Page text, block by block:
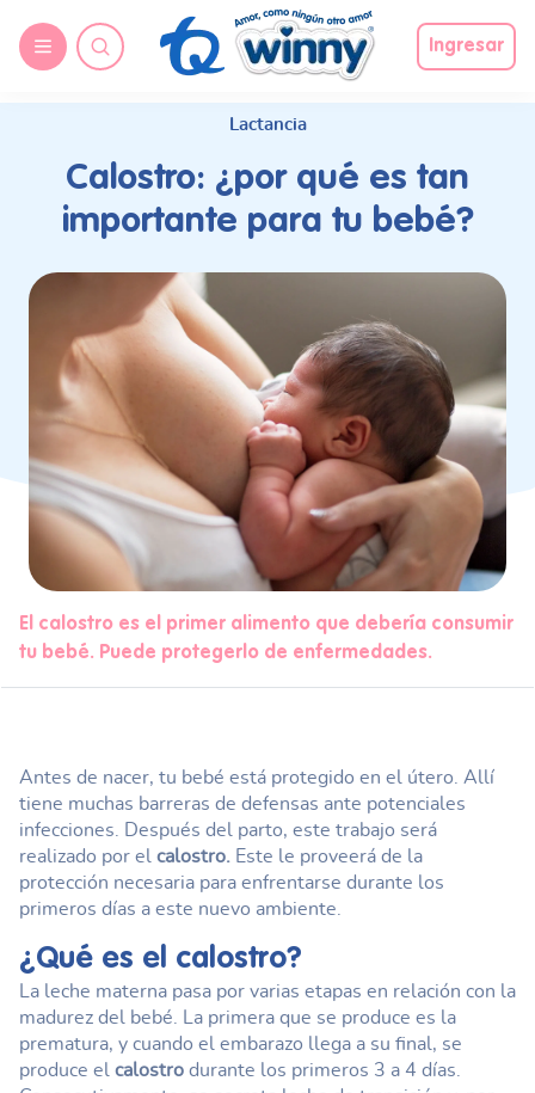
Ingresar
Lactancia
Calostro: ¿por qué es tan
importante para tu bebé?
El calostro es el primer alimento que debería consumir
tu bebé. Puede protegerlo de enfermedades.
Antes de nacer, tu bebé está protegido en el útero. Allí
tiene muchas barreras de defensas ante potenciales
infecciones. Después del parto, este trabajo será
realizado por el calostro. Este le proveerá de la
protección necesaria para enfrentarse durante los
primeros días a este nuevo ambiente.
¿Qué es el calostro?
La leche materna pasa por varias etapas en relación con la
madurez del bebé. La primera que se produce es la
prematura, y cuando el embarazo llega a su final, se
produce el calostro durante los primeros 3 a 4 días.